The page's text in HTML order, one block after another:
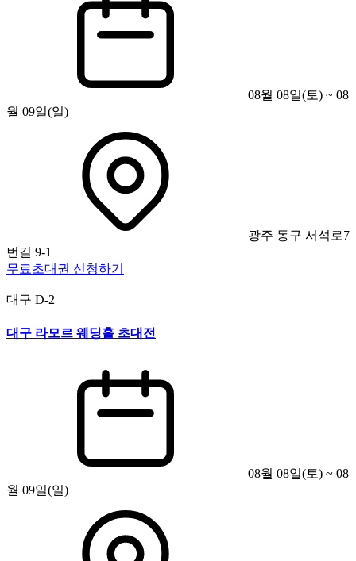
08월 08일(토) ~ 08
월 09일(일)
광주 동구 서석로7
번길 9-1
무료초대권 신청하기
대구 D-2
대구 라모르 웨딩홀 초대전
08월 08일(토) ~ 08
월 09일(일)